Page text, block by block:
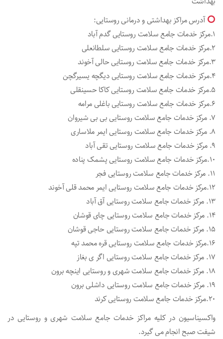
آدرس مراکز بهداشتی و درمانی روستایی:
۱.مرکز خدمات جامع سلامت روستایی گدم آباد
۲.مرکز خدمات جامع سلامت روستایی سلطانعلی
۳.مرکز خدمات جامع سلامت روستایی حالی آخوند
۴.مرکز خدمات جامع سلامت روستایی دیگچه یسیرگچن
۵.مرکز خدمات جامع سلامت روستایی کاکا حسینقلی
۶.مرکز خدمات جامع سلامت روستایی باغلی مرامه
۷. مرکز خدمات جامع سلامت روستایی بی بی شیروان
۸. مرکز خدمات جامع سلامت روستایی ایمر ملاساری
۹. مرکز خدمات جامع سلامت روستایی تقی آباد
۱۰.مرکز خدمات جامع سلامت روستایی پشمک پناده
۱۱. مرکز خدمات جامع سلامت روستایی فجر
۱۲.مرکز خدمات جامع سلامت روستایی ایمر محمد قلی آخوند
۱۳. مرکز خدمات جامع سلامت روستایی آق آباد
۱۴. مرکز خدمات جامع سلامت روستایی چای قوشان
۱۵. مرکز خدمات جامع سلامت روستایی حاجی قوشان
۱۶.مرکز خدمات جامع سلامت روستایی قره محمد تپه
۱۷. مرکز خدمات جامع سلامت روستایی اگر ی بغاز
۱۸. مرکز خدمات جامع سلامت شهری و روستایی اینچه برون
۱۹. مرکز خدمات جامع سلامت روستایی داشلی برون
۲۰.مرکز خدمات جامع سلامت روستایی کرند
واکسیناسیون در کلیه مراکز خدمات جامع سلامت شهری و روستایی در
شیفت صبح انجام می گیرد.